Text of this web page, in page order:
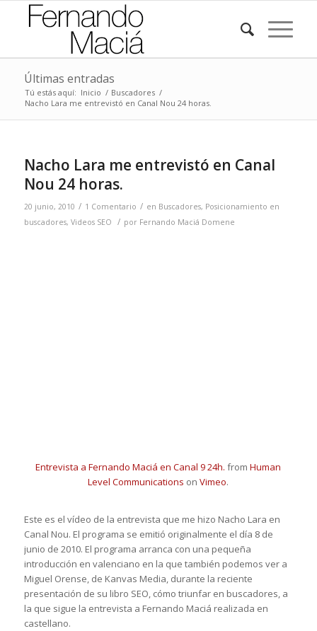
Últimas entradas
Tú estás aquí: Inicio / Buscadores /
Nacho Lara me entrevistó en Canal Nou 24 horas.
Nacho Lara me entrevistó en Canal
Nou 24 horas.
20 junio, 2010 / 1 Comentario / en Buscadores, Posicionamiento en
buscadores, Videos SEO / por Fernando Maciá Domene
Entrevista a Fernando Maciá en Canal 9 24h. fromHuman
Level Communications onVimeo.
Este es el vídeo de la entrevista que me hizo Nacho Lara en
Canal Nou. El programa se emitió originalmente el día 8 de
junio de 2010. El programa arranca con una pequeña
introducción en valenciano en la que también podemos ver a
Miguel Orense, de Kanvas Media, durante la reciente
presentación de su libro SEO, cómo triunfar en buscadores, a
la que sigue la entrevista a Fernando Maciá realizada en
castellano.